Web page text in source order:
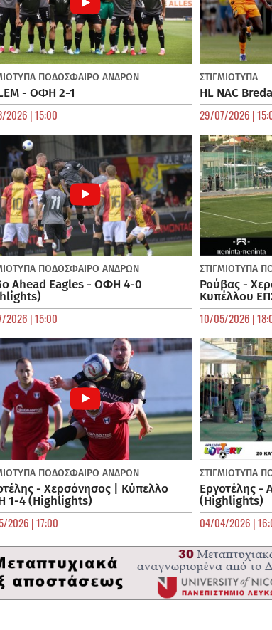
ΠΟΔΌΣΦΑΙΡΟ ΑΝΔΡΏΝ
- ΟΦΗ 2-1
2026 | 15:00
ΣΤΙΓΜΙΟΤΥΠΑ
HL NAC
29/07/2026 |
ΠΟΔΌΣΦΑΙΡΟ ΑΝΔΡΏΝ
Ahead Eagles - ΟΦΗ 4-0
2026 | 15:00
ΣΤΙΓΜΙΟΤΥΠΑ
Ρούβας -
Κυπέλλου
10/05/2026 |
ΠΟΔΌΣΦΑΙΡΟ ΑΝΔΡΏΝ
- Χερσόνησος | Κύπελλο
1-4 (Highlights)
2026 | 17:00
ΣΤΙΓΜΙΟΤΥΠΑ
Εργοτέλης -
(Highlights)
04/04/2026 |